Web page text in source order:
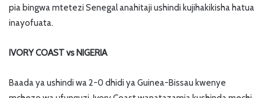
pia bingwa mtetezi Senegal anahitaji ushindi kujihakikisha hatua
inayofuata.
IVORY COAST vs NIGERIA
Baada ya ushindi wa 2-0 dhidi ya Guinea-Bissau kwenye